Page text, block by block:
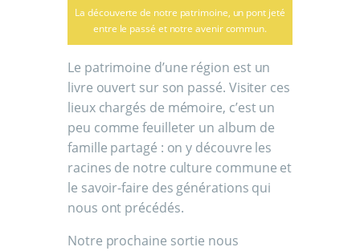
La découverte de notre patrimoine, un pont jeté
entre le passé et notre avenir commun.
Le patrimoine d’une région est un
livre ouvert sur son passé. Visiter ces
lieux chargés de mémoire, c’est un
peu comme feuilleter un album de
famille partagé : on y découvre les
racines de notre culture commune et
le savoir-faire des générations qui
nous ont précédés.
Notre prochaine sortie nous